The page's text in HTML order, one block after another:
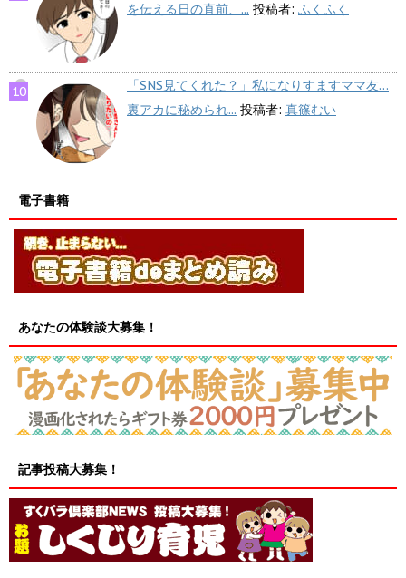
を伝える日の直前、... 投稿者: ふくふく
「SNS見てくれた？」私になりすますママ友…
裏アカに秘められ... 投稿者: 真篠むい
電子書籍
あなたの体験談大募集！
記事投稿大募集！